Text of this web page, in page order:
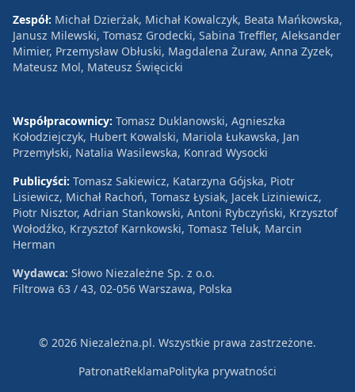
Zespół: Michał Dzierżak, Michał Kowalczyk, Beata Mańkowska,
Janusz Milewski, Tomasz Grodecki, Sabina Treffler, Aleksander
Mimier, Przemysław Obłuski, Magdalena Żuraw, Anna Zyzek,
Mateusz Mol, Mateusz Święcicki
Współpracownicy: Tomasz Duklanowski, Agnieszka
Kołodziejczyk, Hubert Kowalski, Mariola Łukawska, Jan
Przemyłski, Natalia Wasilewska, Konrad Wysocki
Publicyści: Tomasz Sakiewicz, Katarzyna Gójska, Piotr
Lisiewicz, Michał Rachoń, Tomasz Łysiak, Jacek Liziniewicz,
Piotr Nisztor, Adrian Stankowski, Antoni Rybczyński, Krzysztof
Wołodźko, Krzysztof Karnkowski, Tomasz Teluk, Marcin
Herman
Wydawca: Słowo Niezależne Sp. z o.o.
Filtrowa 63 / 43, 02-056 Warszawa, Polska
© 2026 Niezależna.pl. Wszystkie prawa zastrzeżone.
PatronatReklamaPolityka prywatności